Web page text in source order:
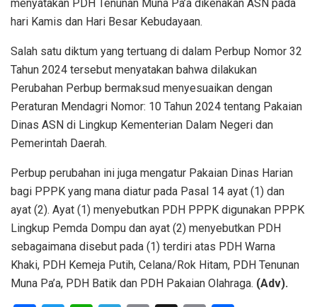
menyatakan PDH Tenunan Muna Pa’a dikenakan ASN pada
hari Kamis dan Hari Besar Kebudayaan.
Salah satu diktum yang tertuang di dalam Perbup Nomor 32
Tahun 2024 tersebut menyatakan bahwa dilakukan
Perubahan Perbup bermaksud menyesuaikan dengan
Peraturan Mendagri Nomor: 10 Tahun 2024 tentang Pakaian
Dinas ASN di Lingkup Kementerian Dalam Negeri dan
Pemerintah Daerah.
Perbup perubahan ini juga mengatur Pakaian Dinas Harian
bagi PPPK yang mana diatur pada Pasal 14 ayat (1) dan
ayat (2). Ayat (1) menyebutkan PDH PPPK digunakan PPPK
Lingkup Pemda Dompu dan ayat (2) menyebutkan PDH
sebagaimana disebut pada (1) terdiri atas PDH Warna
Khaki, PDH Kemeja Putih, Celana/Rok Hitam, PDH Tenunan
Muna Pa’a, PDH Batik dan PDH Pakaian Olahraga. (Adv).